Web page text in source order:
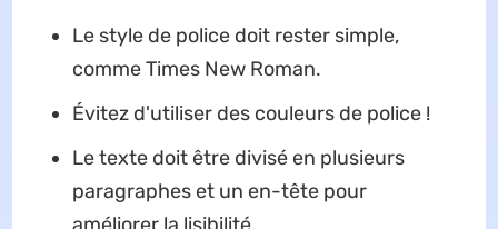
Le style de police doit rester simple,
comme Times New Roman.
Évitez d'utiliser des couleurs de police !
Le texte doit être divisé en plusieurs
paragraphes et un en-tête pour